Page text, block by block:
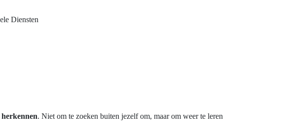
Diensten
herkennen. Niet om te zoeken buiten jezelf om, maar om weer te leren